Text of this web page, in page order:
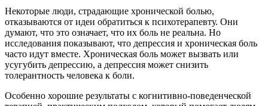
Некоторые люди, страдающие хронической болью,
отказываются от идеи обратиться к психотерапевту. Они
думают, что это означает, что их боль не реальна. Но
исследования показывают, что депрессия и хроническая боль
часто идут вместе. Хроническая боль может вызвать или
усугубить депрессию, а депрессия может снизить
толерантность человека к боли.
Особенно хорошие результаты с когнитивно-поведенческой